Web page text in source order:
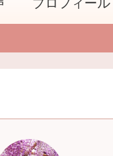
プロフィール